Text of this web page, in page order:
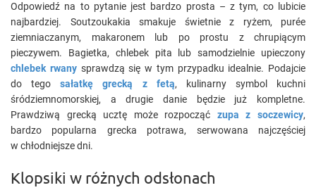
Odpowiedź na to pytanie jest bardzo prosta – z tym, co lubicie
najbardziej. Soutzoukakia smakuje świetnie z ryżem, purée
ziemniaczanym, makaronem lub po prostu z chrupiącym
pieczywem. Bagietka, chlebek pita lub samodzielnie upieczony
chlebek rwanysprawdzą się w tym przypadku idealnie. Podajcie
do tegosałatkę grecką z fetą, kulinarny symbol kuchni
śródziemnomorskiej, a drugie danie będzie już kompletne.
Prawdziwą grecką ucztę może rozpocząć zupa z soczewicy,
bardzo popularna grecka potrawa, serwowana najczęściej
w chłodniejsze dni.
Klopsiki w różnych odsłonach